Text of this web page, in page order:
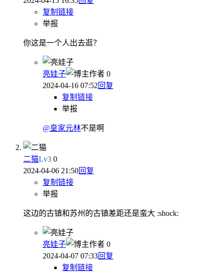
复制链接
举报
你这是一个人出去逛？
亮娃子 作者 0
2024-04-16 07:52回复
复制链接
举报
@皇家元林不是啊
二猫Lv3 0
2024-04-06 21:50回复
复制链接
举报
这边的古镇和苏州的古镇差距还是蛮大 :shock:
亮娃子 作者 0
2024-04-07 07:33回复
复制链接